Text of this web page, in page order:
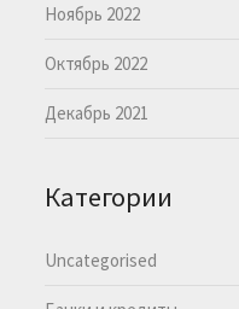
Ноябрь 2022
Октябрь 2022
Декабрь 2021
Категории
Uncategorised